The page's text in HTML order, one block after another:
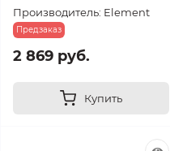
Производитель: Element
Предзаказ
2 869 руб.
Купить